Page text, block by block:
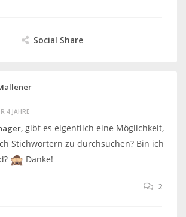
Social Share
4 JAHRE
, gibt es eigentlich eine Möglichkeit,
Stichwörtern zu durchsuchen? Bin ich
Danke!
2